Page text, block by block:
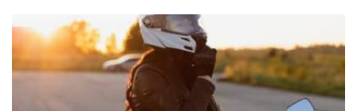
Caravana
“Ladies
Red”